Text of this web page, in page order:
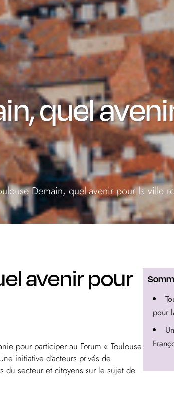
quel
Demain, quel avenir pour la ville
avenir pour
pour participer au Forum « Toulouse
initiative d’acteurs privés de
du secteur et citoyens sur le sujet de
pour